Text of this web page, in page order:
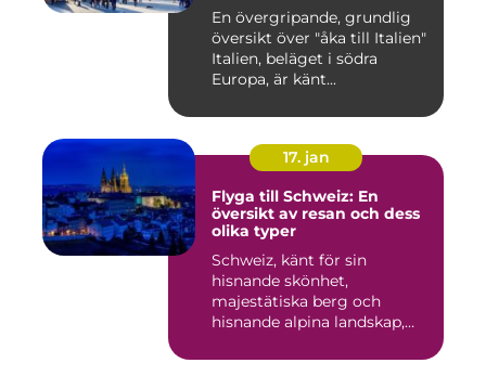
En övergripande, grundlig
översikt över "åka till Italien"
Italien, beläget i södra
Europa, är känt...
17. jan
Flyga till Schweiz: En
översikt av resan och dess
olika typer
Schweiz, känt för sin
hisnande skönhet,
majestätiska berg och
hisnande alpina landskap,